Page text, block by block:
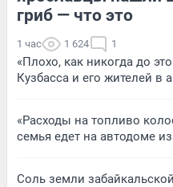
гриб — что это
1 час 1 624 1
«Плохо, как никогда до
Кузбасса и его жителей в
«Расходы на топливо
семья едет на автодоме
Соль земли